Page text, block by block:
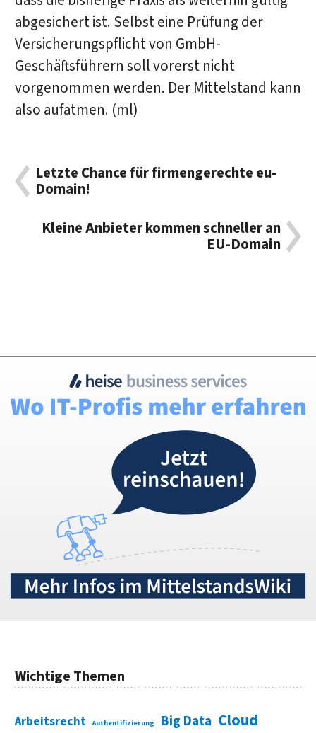
abgesichert ist. Selbst eine Prüfung der
Versicherungspflicht von GmbH-
Geschäftsführern soll vorerst nicht
vorgenommen werden. Der Mittelstand kann
also aufatmen. (ml)
Letzte Chance für firmengerechte eu-
Domain!
Kleine Anbieter kommen schneller an
EU-Domain
Wichtige Themen
Arbeitsrecht Authentifizierung Big Data Cloud